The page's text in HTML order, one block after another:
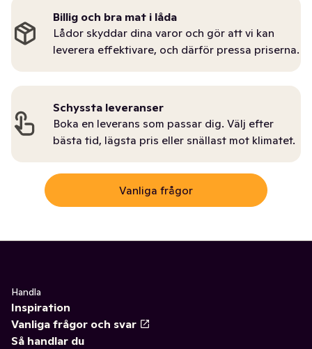
Billig och bra mat i låda
Lådor skyddar dina varor och gör att vi kan
leverera effektivare, och därför pressa priserna.
Schyssta leveranser
Boka en leverans som passar dig. Välj efter
bästa tid, lägsta pris eller snällast mot klimatet.
Vanliga frågor
Handla
Inspiration
Vanliga frågor och svar
Så handlar du